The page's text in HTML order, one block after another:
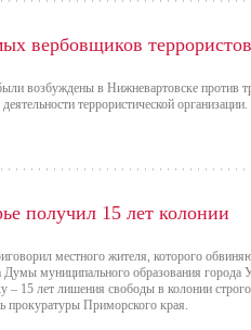
вербовщиков террористов
возбуждены в Нижневартовске против
террористической организации.
получил 15 лет колонии
местного жителя, которого
Думы муниципального образования города
– 15 лет лишения свободы в колонии
прокуратуры Приморского края.